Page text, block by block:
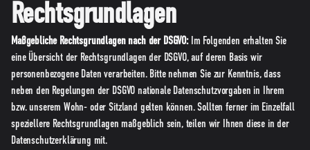
Rechtsgrundlagen
Maßgebliche Rechtsgrundlagen nach der DSGVO: Im Folgenden erhalten Sie
eine Übersicht der Rechtsgrundlagen der DSGVO, auf deren Basis wir
personenbezogene Daten verarbeiten. Bitte nehmen Sie zur Kenntnis, dass
neben den Regelungen der DSGVO nationale Datenschutzvorgaben in Ihrem
bzw. unserem Wohn- oder Sitzland gelten können. Sollten ferner im Einzelfall
speziellere Rechtsgrundlagen maßgeblich sein, teilen wir Ihnen diese in der
Datenschutzerklärung mit.